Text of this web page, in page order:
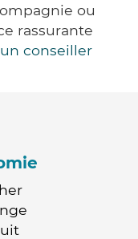
ou
rassurante
conseiller